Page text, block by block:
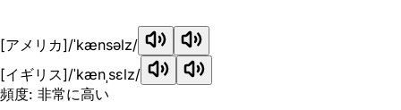
[アメリカ]/ˈkænsəlz/
[イギリス]/ˈkænˌsɛlz/
頻度: 非常に高い